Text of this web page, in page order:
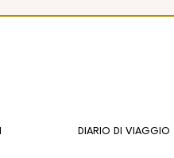
DIARIO DI VIAGGIO